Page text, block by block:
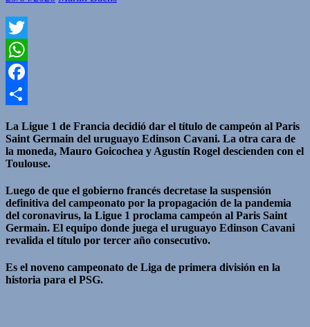
Twitter
WhatsApp
Facebook
La Ligue 1 de Francia decidió dar el título de campeón al Paris
Saint Germain del uruguayo Edinson Cavani. La otra cara de
la moneda, Mauro Goicochea y Agustín Rogel descienden con el
Toulouse.
Luego de que el gobierno francés decretase la suspensión
definitiva del campeonato por la propagación de la pandemia
del coronavirus, la Ligue 1 proclama campeón al Paris Saint
Germain. El equipo donde juega el uruguayo Edinson Cavani
revalida el título por tercer año consecutivo.
Es el noveno campeonato de Liga de primera división en la
historia para el PSG.